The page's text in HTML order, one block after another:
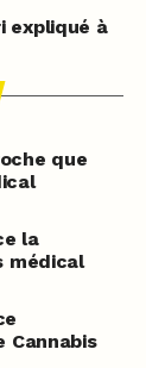
expliqué à
que
la
médical
Cannabis